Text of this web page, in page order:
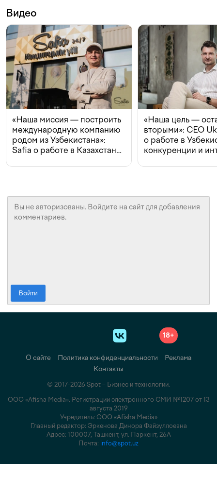
Видео
«Наша миссия — построить
международную компанию
родом из Узбекистана»:
Safia о работе в Казахстане,
«Наша цель —
вторыми»: CEO
о работе в
конкуренции и
Войти
18+
О сайте Политика конфиденциальности
Реклама
Контакты
© 2017-2026 Spot – Бизнес и технологии.
ООО «Afisha Media». Регистрации электронного СМИ №1207 от 13
августа 2019
Учредитель: ООО «Afisha Media»
Главный редактор: Эркенова Динора Файзуллоевна
Адрес: 100007, Ташкент, ул. Паркент, 26А
Почта: info@spot.uz